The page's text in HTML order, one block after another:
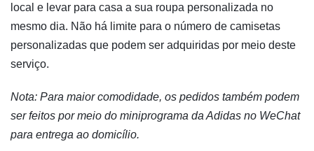
local e levar para casa a sua roupa personalizada no
mesmo dia. Não há limite para o número de camisetas
personalizadas que podem ser adquiridas por meio deste
serviço.
Nota: Para maior comodidade, os pedidos também podem
ser feitos por meio do miniprograma da Adidas no WeChat
para entrega ao domicílio.